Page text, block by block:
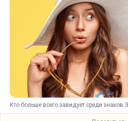
Кто больше всего завидует среди знаков